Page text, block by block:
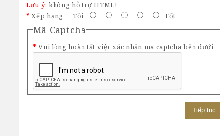
Lưu ý: không hỗ trợ HTML!
Xếp hạng Tồi Tốt
Mã Captcha
Vui lòng hoàn tất việc xác nhận mã captcha bên dưới
Tiếp tục